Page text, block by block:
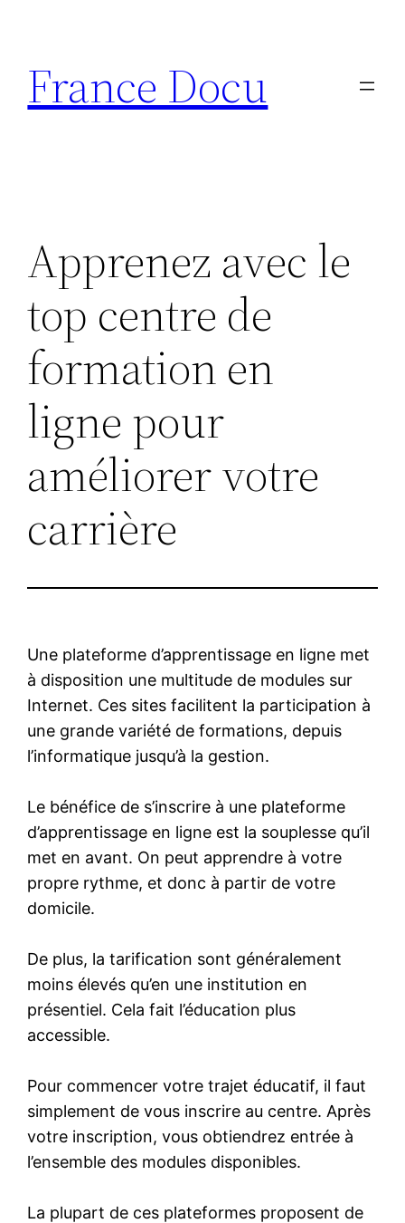
contenu
France Docu
Apprenez avec le
top centre de
formation en
ligne pour
améliorer votre
carrière
Une plateforme d’apprentissage en ligne met
à disposition une multitude de modules sur
Internet. Ces sites facilitent la participation à
une grande variété de formations, depuis
l’informatique jusqu’à la gestion.
Le bénéfice de s’inscrire à une plateforme
d’apprentissage en ligne est la souplesse qu’il
met en avant. On peut apprendre à votre
propre rythme, et donc à partir de votre
domicile.
De plus, la tarification sont généralement
moins élevés qu’en une institution en
présentiel. Cela fait l’éducation plus
accessible.
Pour commencer votre trajet éducatif, il faut
simplement de vous inscrire au centre. Après
votre inscription, vous obtiendrez entrée à
l’ensemble des modules disponibles.
La plupart de ces plateformes proposent de